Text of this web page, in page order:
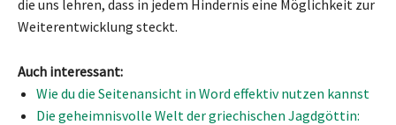
die uns lehren, dass in jedem Hindernis eine Möglichkeit zur
Weiterentwicklung steckt.
Auch interessant:
Wie du die Seitenansicht in Word effektiv nutzen kannst
Die geheimnisvolle Welt der griechischen Jagdgöttin: